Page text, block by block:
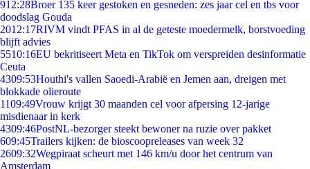
912:28Broer 135 keer gestoken en gesneden: zes jaar cel en tbs voor
doodslag Gouda
2012:17RIVM vindt PFAS in al de geteste moedermelk, borstvoeding
blijft advies
5510:16EU bekritiseert Meta en TikTok om verspreiden desinformatie
Ceuta
4309:53Houthi's vallen Saoedi-Arabië en Jemen aan, dreigen met
blokkade olieroute
1109:49Vrouw krijgt 30 maanden cel voor afpersing 12-jarige
misdienaar in kerk
4309:46PostNL-bezorger steekt bewoner na ruzie over pakket
609:45Trailers kijken: de bioscoopreleases van week 32
2609:32Wegpiraat scheurt met 146 km/u door het centrum van
Amsterdam